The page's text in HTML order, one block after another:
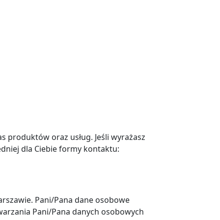
produktów oraz usług. Jeśli wyrażasz
dla Ciebie formy kontaktu:
Pani/Pana dane osobowe
Pani/Pana danych osobowych